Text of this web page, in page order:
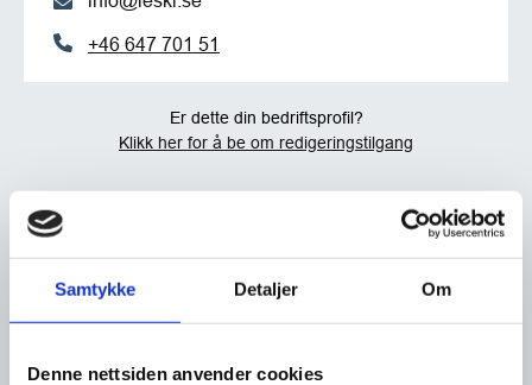
Samtykke Detaljer Om
Denne nettsiden anvender cookies
+46 647 701 51
Er dette din bedriftsprofil?
Klikk her for å be om redigeringstilgang